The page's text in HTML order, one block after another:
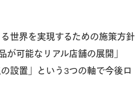
世界を実現するための施策方針
可能なリアル店舗の展開」
設置」という3つの軸で今後ロ